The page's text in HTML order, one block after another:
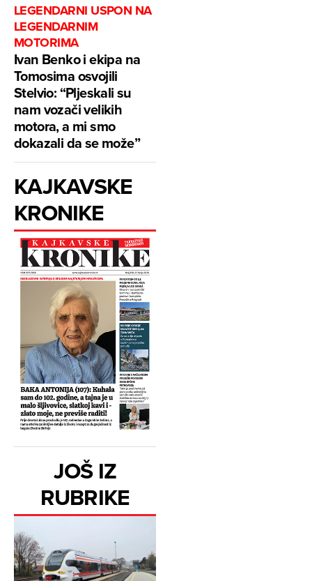
LEGENDARNI USPON NA
LEGENDARNIM
MOTORIMA
Ivan Benko i ekipa na
Tomosima osvojili
Stelvio: “Pljeskali su
nam vozači velikih
motora, a mi smo
dokazali da se može”
KAJKAVSKE
KRONIKE
JOŠ IZ
RUBRIKE